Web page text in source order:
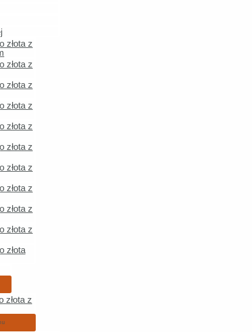
złota z
złota z
złota z
złota z
złota z
złota z
złota z
złota z
złota z
złota z
złota
złota z